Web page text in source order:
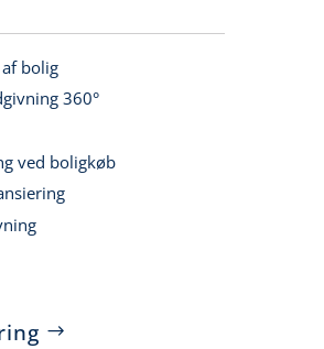
bolig
360°
ved boligkøb